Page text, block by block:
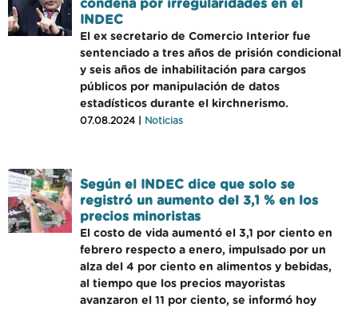
condena por irregularidades en el
INDEC
El ex secretario de Comercio Interior fue
sentenciado a tres años de prisión condicional
y seis años de inhabilitación para cargos
públicos por manipulación de datos
estadísticos durante el kirchnerismo.
07.08.2024 | Noticias
Según el INDEC dice que solo se
registró un aumento del 3,1 % en los
precios minoristas
El costo de vida aumentó el 3,1 por ciento en
febrero respecto a enero, impulsado por un
alza del 4 por ciento en alimentos y bebidas,
al tiempo que los precios mayoristas
avanzaron el 11 por ciento, se informó hoy